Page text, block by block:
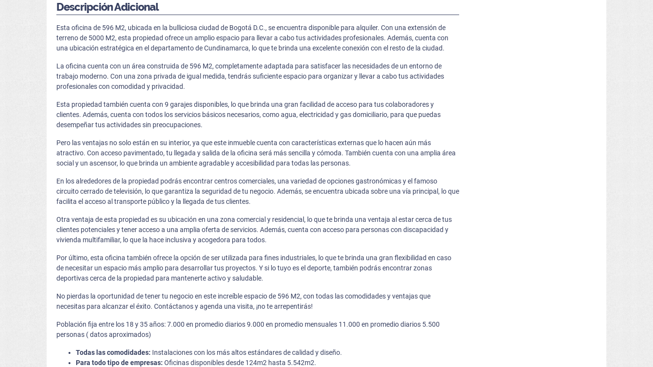
Descripción Adicional
Esta oficina de 596 M2, ubicada en la bulliciosa ciudad de Bogotá D.C., se encuentra disponible para alquiler. Con una extensión de
terreno de 5000 M2, esta propiedad ofrece un amplio espacio para llevar a cabo tus actividades profesionales. Además, cuenta con
una ubicación estratégica en el departamento de Cundinamarca, lo que te brinda una excelente conexión con el resto de la ciudad.
La oficina cuenta con un área construida de 596 M2, completamente adaptada para satisfacer las necesidades de un entorno de
trabajo moderno. Con una zona privada de igual medida, tendrás suficiente espacio para organizar y llevar a cabo tus actividades
profesionales con comodidad y privacidad.
Esta propiedad también cuenta con 9 garajes disponibles, lo que brinda una gran facilidad de acceso para tus colaboradores y
clientes. Además, cuenta con todos los servicios básicos necesarios, como agua, electricidad y gas domiciliario, para que puedas
desempeñar tus actividades sin preocupaciones.
Pero las ventajas no solo están en su interior, ya que este inmueble cuenta con características externas que lo hacen aún más
atractivo. Con acceso pavimentado, tu llegada y salida de la oficina será más sencilla y cómoda. También cuenta con una amplia área
social y un ascensor, lo que brinda un ambiente agradable y accesibilidad para todas las personas.
En los alrededores de la propiedad podrás encontrar centros comerciales, una variedad de opciones gastronómicas y el famoso
circuito cerrado de televisión, lo que garantiza la seguridad de tu negocio. Además, se encuentra ubicada sobre una vía principal, lo que
facilita el acceso al transporte público y la llegada de tus clientes.
Otra ventaja de esta propiedad es su ubicación en una zona comercial y residencial, lo que te brinda una ventaja al estar cerca de tus
clientes potenciales y tener acceso a una amplia oferta de servicios. Además, cuenta con acceso para personas con discapacidad y
vivienda multifamiliar, lo que la hace inclusiva y acogedora para todos.
Por último, esta oficina también ofrece la opción de ser utilizada para fines industriales, lo que te brinda una gran flexibilidad en caso
de necesitar un espacio más amplio para desarrollar tus proyectos. Y si lo tuyo es el deporte, también podrás encontrar zonas
deportivas cerca de la propiedad para mantenerte activo y saludable.
No pierdas la oportunidad de tener tu negocio en este increíble espacio de 596 M2, con todas las comodidades y ventajas que
necesitas para alcanzar el éxito. Contáctanos y agenda una visita, ¡no te arrepentirás!
Población fija entre los 18 y 35 años: 7.000 en promedio diarios 9.000 en promedio mensuales 11.000 en promedio diarios 5.500
personas ( datos aproximados)
Todas las comodidades: Instalaciones con los más altos estándares de calidad y diseño.
Para todo tipo de empresas: Oficinas disponibles desde 124m2 hasta 5.542m2.